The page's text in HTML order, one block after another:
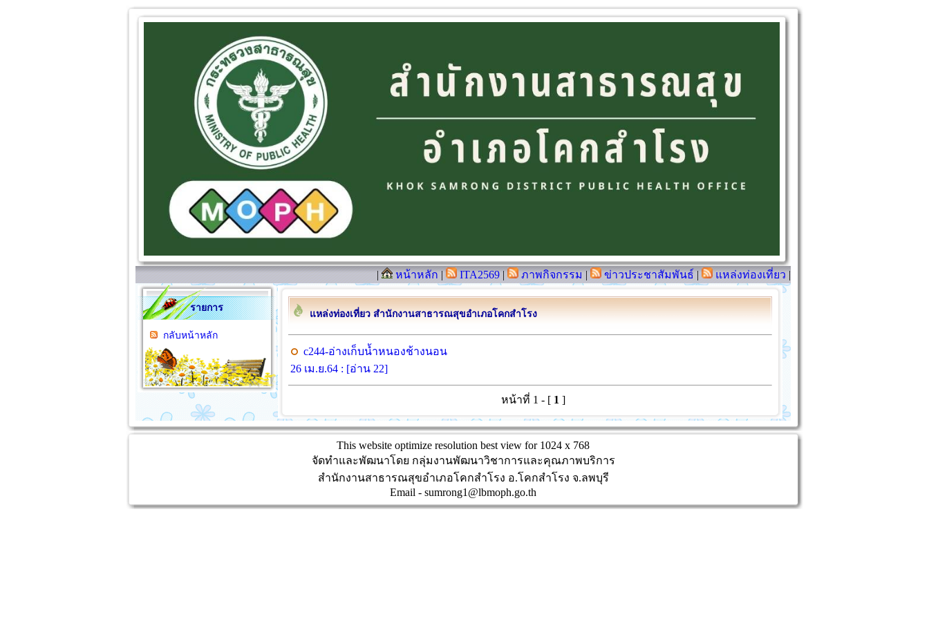
| หน้าหลัก | ITA2569 | ภาพกิจกรรม | ข่าวประชาสัมพันธ์ | แหล่งท่องเที่ยว |
รายการ
กลับหน้าหลัก
แหล่งท่องเที่ยว สำนักงานสาธารณสุขอำเภอโคกสำโรง
c244-อ่างเก็บน้ำหนองช้างนอน
26 เม.ย.64 : [อ่าน 22]
หน้าที่ 1 - [ 1 ]
This website optimize resolution best view for 1024 x 768
จัดทำและพัฒนาโดย กลุ่มงานพัฒนาวิชาการและคุณภาพบริการ
สำนักงานสาธารณสุขอำเภอโคกสำโรง อ.โคกสำโรง จ.ลพบุรี
Email - sumrong1@lbmoph.go.th